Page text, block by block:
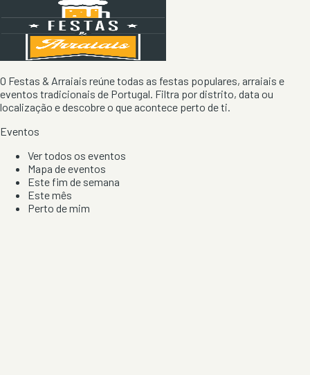
O Festas & Arraiais reúne todas as festas populares, arraiais e
eventos tradicionais de Portugal. Filtra por distrito, data ou
localização e descobre o que acontece perto de ti.
Eventos
Ver todos os eventos
Mapa de eventos
Este fim de semana
Este mês
Perto de mim